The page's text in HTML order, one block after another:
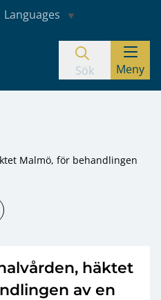
Languages
Sök Meny
Malmö, för behandlingen
häktet
av en